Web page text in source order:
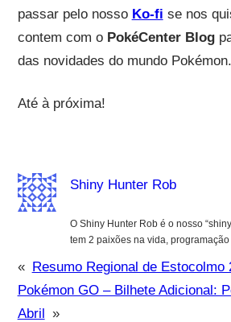
passar pelo nosso Ko-fi se nos
contem com o PokéCenter Blog
das novidades do mundo Pokémon.
Até à próxima!
Shiny Hunter Rob
O Shiny Hunter Rob é o nosso
tem 2 paixões na vida,
« Resumo Regional de Estocolmo
Pokémon GO – Bilhete Adicional:
Abril »